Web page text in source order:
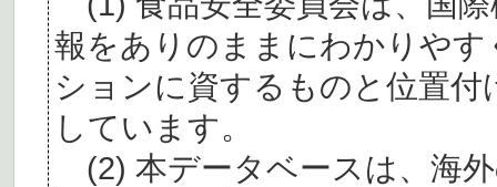
報をありのままにわかりや
ションに資するものと位置
しています。
(2) 本データベースは、海